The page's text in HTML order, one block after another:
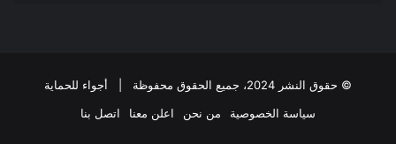
© حقوق النشر 2024، جميع الحقوق محفوظة |
أجواء للحماية
سياسة الخصوصية
من نحن اعلن معنا اتصل بنا